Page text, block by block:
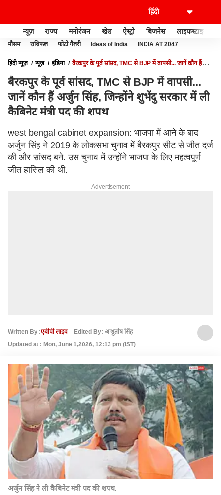
न्यूज़ राज्य मनोरंजन खेल ऐस्ट्रो बिजनेस लाइफस्टाइल
मौसम राशिफल फोटो गैलरी Ideas of India INDIA AT 2047
हिंदी न्यूज़ न्यूज़ इंडिया
बैरकपुर के पूर्व सांसद, TMC से BJP में वापसी... जानें कौन हैं
बैरकपुर के पूर्व सांसद, TMC से BJP में वापसी...
जानें कौन हैं अर्जुन सिंह, जिन्होंने शुभेंदु सरकार में ली
कैबिनेट मंत्री पद की शपथ
west bengal cabinet expansion: भाजपा में आने के बाद
अर्जुन सिंह ने 2019 के लोकसभा चुनाव में बैरकपुर सीट से जीत दर्ज
की और सांसद बने. उस चुनाव में उन्होंने भाजपा के लिए महत्वपूर्ण
जीत हासिल की थी.
Advertisement
Written By :एबीपी लाइव
Edited By: आशुतोष सिंह
Updated at : Mon, June 1,2026, 12:13 pm (IST)
अर्जुन सिंह ने ली कैबिनेट मंत्री पद की शपथ.